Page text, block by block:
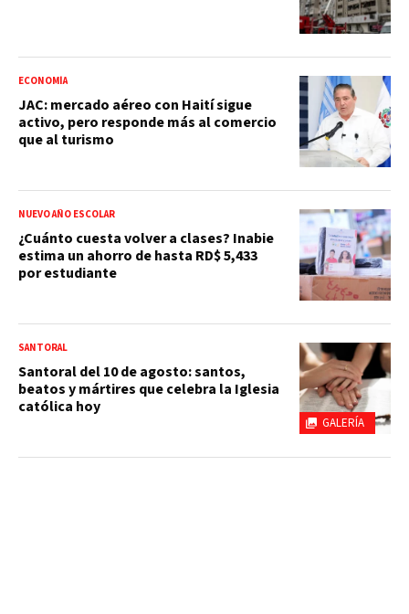
ECONOMÍA
JAC: mercado aéreo con Haití sigue
activo, pero responde más al comercio
que al turismo
NUEVO AÑO ESCOLAR
¿Cuánto cuesta volver a clases? Inabie
estima un ahorro de hasta RD$ 5,433
por estudiante
GALERÍA
SANTORAL
Santoral del 10 de agosto: santos,
beatos y mártires que celebra la Iglesia
católica hoy